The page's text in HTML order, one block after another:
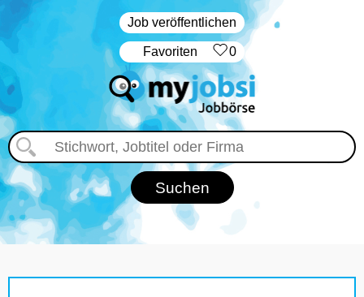
Job veröffentlichen
‏Favoriten 0